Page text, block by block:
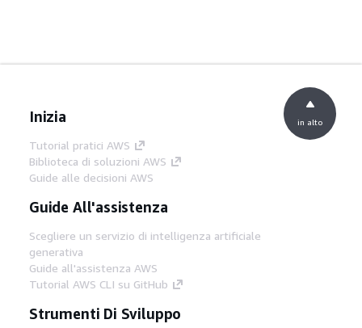
Inizia
Tutorial pratici AWS
Biblioteca di soluzioni AWS
Guide alle decisioni AWS
Guide All'assistenza
Scegliere un servizio di intelligenza artificiale
generativa
Guide all'assistenza AWS
Tutorial AWS CLI su GitHub
Strumenti Di Sviluppo
in alto